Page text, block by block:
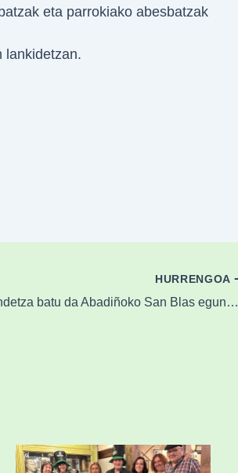
eta parrokiako abesbatzak
lankidetzan.
HURRENGOA
Jendetza batu da Abadiñoko San Blas eguneko azokan